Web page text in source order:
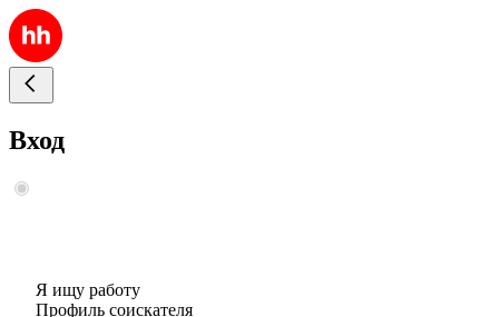
Вход
Я ищу работу
Профиль соискателя